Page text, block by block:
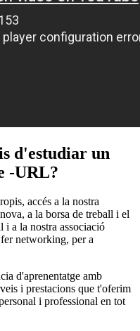
d'estudiar un
-URL?
accés a la nostra
a la borsa de treball i el
i a la nostra associació
networking, per a
d'aprenentatge amb
i prestacions que t'oferim
i professional en tot